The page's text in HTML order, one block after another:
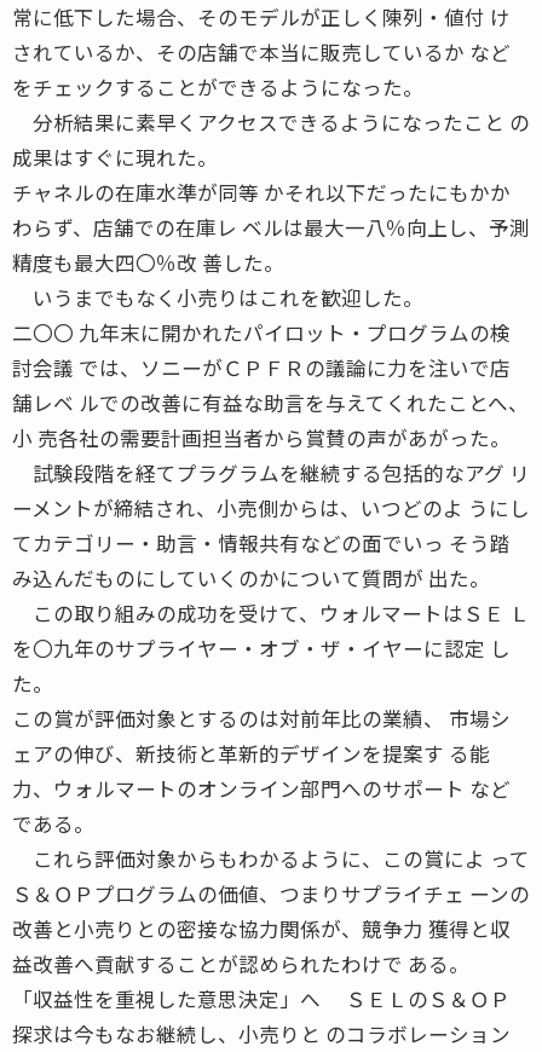
常に低下した場合、そのモデルが正しく陳列・値付 け
されているか、その店舗で本当に販売しているか など
をチェックすることができるようになった。
分析結果に素早くアクセスできるようになったこと の
成果はすぐに現れた。
チャネルの在庫水準が同等 かそれ以下だったにもかか
わらず、店舗での在庫レ ベルは最大一八％向上し、予測
精度も最大四〇％改 善した。
いうまでもなく小売りはこれを歓迎した。
二〇〇 九年末に開かれたパイロット・プログラムの検
討会議 では、ソニーがＣＰＦＲの議論に力を注いで店
舗レベ ルでの改善に有益な助言を与えてくれたことへ、
小 売各社の需要計画担当者から賞賛の声があがった。
試験段階を経てプラグラムを継続する包括的なアグ リ
ーメントが締結され、小売側からは、いつどのよ うにし
てカテゴリー・助言・情報共有などの面でいっ そう踏
み込んだものにしていくのかについて質問が 出た。
この取り組みの成功を受けて、ウォルマートはＳＥ Ｌ
を〇九年のサプライヤー・オブ・ザ・イヤーに認定 し
た。
この賞が評価対象とするのは対前年比の業績、 市場シ
ェアの伸び、新技術と革新的デザインを提案す る能
力、ウォルマートのオンライン部門へのサポート など
である。
これら評価対象からもわかるように、この賞によ って
Ｓ＆ＯＰプログラムの価値、つまりサプライチェ ーンの
改善と小売りとの密接な協力関係が、競争力 獲得と収
益改善へ貢献することが認められたわけで ある。
「収益性を重視した意思決定」へ ＳＥＬのＳ＆ＯＰ
探求は今もなお継続し、小売りと のコラボレーション